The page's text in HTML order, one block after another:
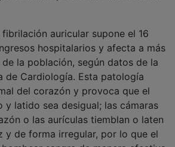
hospitalarios y afecta a más
la población, según datos de la
de Cardiología. Esta patología
del corazón y provoca que el
latido sea desigual; las cámaras
o las aurículas tiemblan o laten
y de forma irregular, por lo que el
sangre de manera efectiva